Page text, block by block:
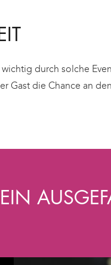
durch solche
Gast die Chance an